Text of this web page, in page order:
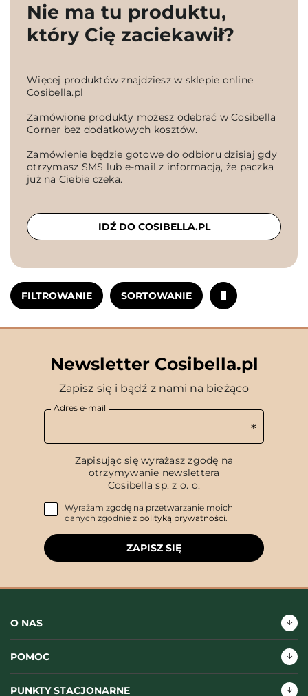
FILTROWANIE SORTOWANIE
Nie ma tu produktu,
który Cię zaciekawił?
Więcej produktów znajdziesz w sklepie online
Cosibella.pl
Zamówione produkty możesz odebrać w Cosibella
Corner bez dodatkowych kosztów.
Zamówienie będzie gotowe do odbioru dzisiaj gdy
otrzymasz SMS lub e-mail z informacją, że paczka
już na Ciebie czeka.
IDŹ DO COSIBELLA.PL
Newsletter Cosibella.pl
Zapisz się i bądź z nami na bieżąco
Adres e-mail
Zapisując się wyrażasz zgodę na
otrzymywanie newslettera
Cosibella sp. z o. o.
Wyrażam zgodę na przetwarzanie moich
danych zgodnie z polityką prywatności.
ZAPISZ SIĘ
O NAS
POMOC
PUNKTY STACJONARNE